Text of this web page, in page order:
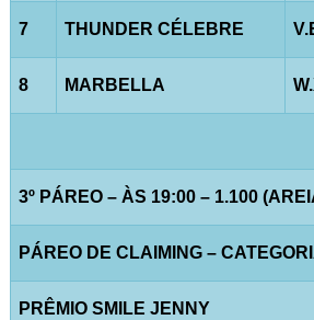
7 THUNDER CÉLEBRE
8 MARBELLA
3º PÁREO – ÀS 19:00 – 1.100
PÁREO DE CLAIMING –
PRÊMIO SMILE JENNY